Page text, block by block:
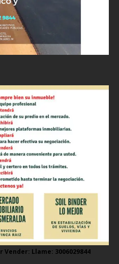
Llame: 3006029844